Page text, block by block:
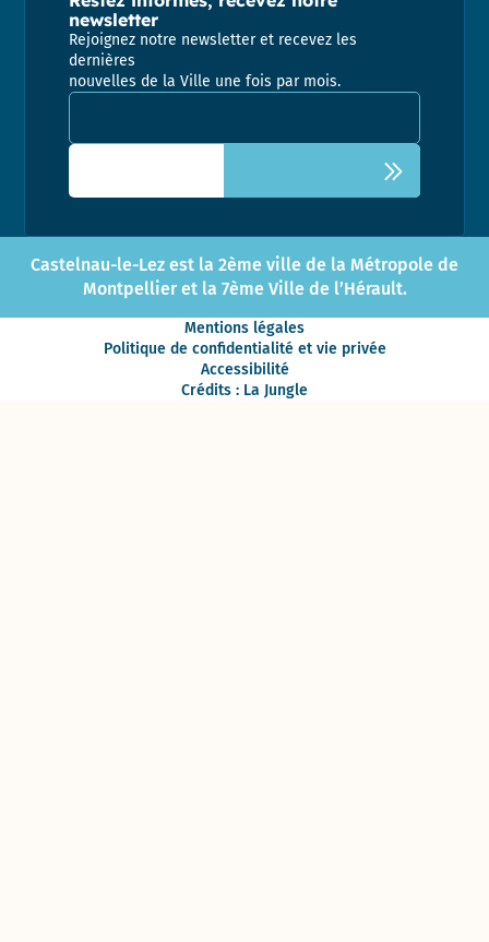
newsletter
Rejoignez notre newsletter et recevez les
dernières
nouvelles de la Ville une fois par mois.
Adresse email pour la newsletter
Castelnau-le-Lez est la 2ème ville de la Métropole de
Montpellier et la 7ème Ville de l’Hérault.
Mentions légales
Politique de confidentialité et vie privée
Accessibilité
Crédits : La Jungle